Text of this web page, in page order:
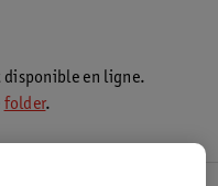
disponible en ligne.
folder.